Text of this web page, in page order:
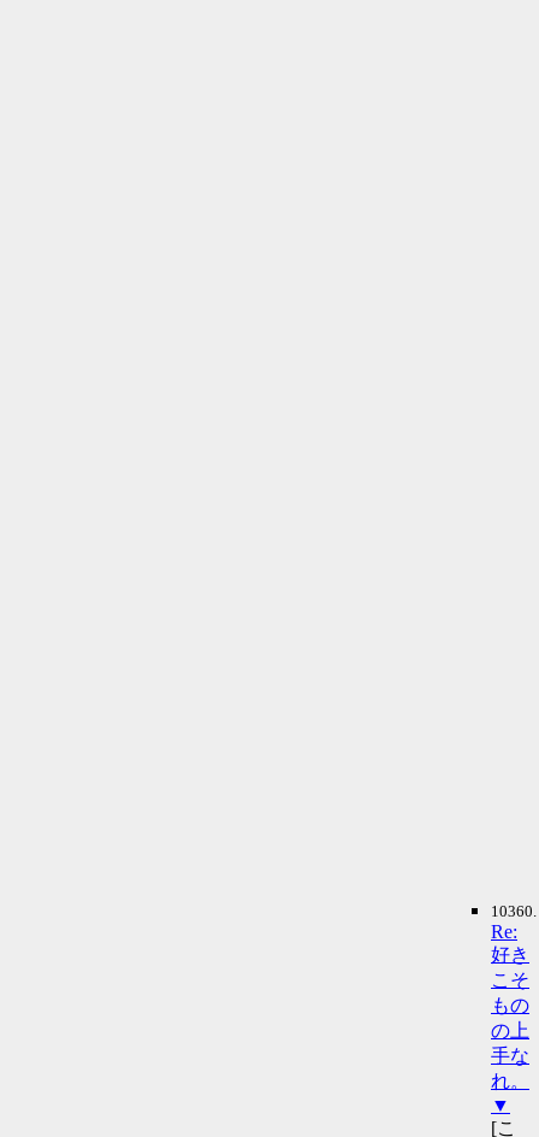
10360.
Re:
好き
こそ
もの
の上
手な
れ。
▼
[こ